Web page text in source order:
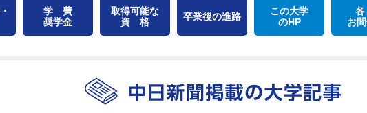
学 費
奨学金
取得可能な
資 格
卒業後の進路
この大学
のHP
各
お